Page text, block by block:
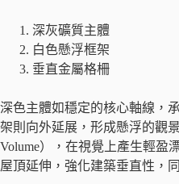
深灰礦質主體
白色懸浮框架
垂直金屬格柵
深色主體如穩定的核心軸線，
架則向外延展，形成懸浮的觀
Volume），在視覺上產生輕盈
屋頂延伸，強化建築垂直性，